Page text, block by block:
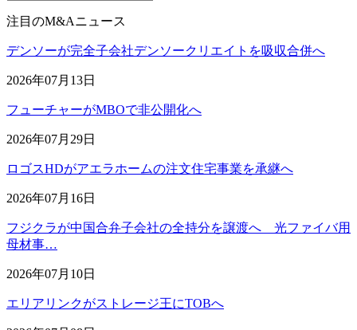
注目のM&Aニュース
デンソーが完全子会社デンソークリエイトを吸収合併へ
2026年07月13日
フューチャーがMBOで非公開化へ
2026年07月29日
ロゴスHDがアエラホームの注文住宅事業を承継へ
2026年07月16日
フジクラが中国合弁子会社の全持分を譲渡へ 光ファイバ用
母材事…
2026年07月10日
エリアリンクがストレージ王にTOBへ